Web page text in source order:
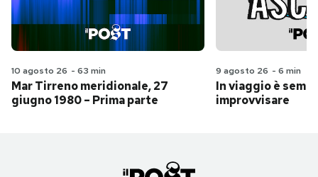
10 agosto 26 - 63 min
Mar Tirreno meridionale, 27
giugno 1980 – Prima parte
9 agosto 26 - 6 min
In viaggio è
improvvisare